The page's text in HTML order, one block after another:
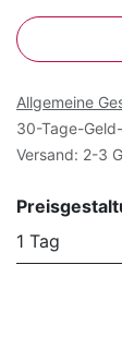
Allgemeine
30-Tage-
Versand: 2-3
1 Tag